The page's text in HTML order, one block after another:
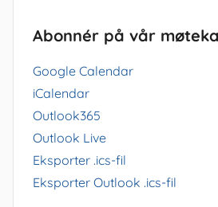
Abonnér på vår
Google Calendar
iCalendar
Outlook365
Outlook Live
Eksporter .ics-fil
Eksporter Outlook .ics-fil